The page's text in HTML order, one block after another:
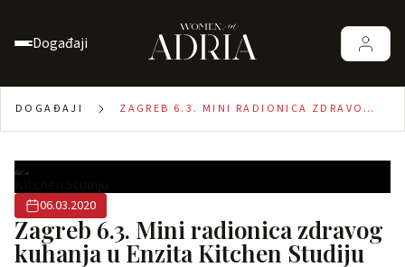
Događaji
DOGAĐAJI
ZAGREB 6.3. MINI RADIONICA ZDRAVOG
06.03.2020
Zagreb 6.3. Mini radionica zdravog
kuhanja u Enzita Kitchen Studiju